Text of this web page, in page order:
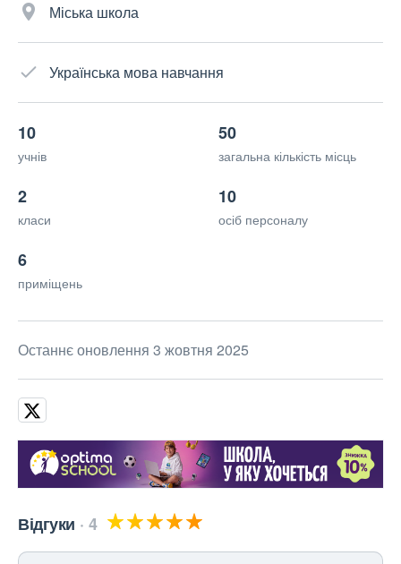
Міська школа
Українська мова навчання
10
учнів
50
загальна кількість місць
2
класи
10
осіб персоналу
6
приміщень
Останнє оновлення 3 жовтня 2025
Відгуки 4